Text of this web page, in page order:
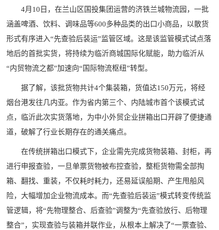
4月10日，在兰山区国投集团运营的济铁兰城物流园，一批
涵盖啤酒、饮料、调味品等600多种品类的出口小商品，以散货
形式有序进入“先查验后装运”监管区域。这是该监管模式试点落
地后的首批实货，将持续为临沂商城国际化赋能，助力临沂从
“内贸物流之都”加速向“国际物流枢纽”转型。
据了解，该批货物共计4个集装箱，货值达150万元，将经
烟台港发往几内亚。作为省内第三个、内陆城市首个该模式试
点，临沂此次实货落地，为中小外贸企业拼箱出口开辟了便捷通
道，破解了行业长期存在的通关痛点。
在传统拼箱出口模式下，企业需先完成货物装箱、封柜，再
进行申报查验，一旦单票货物被布控查验，整柜货物需全部掏
箱、翻找、重装，不仅耗时耗力，还易延误船期、产生甩船风
险，大幅增加企业物流成本。而“先查验后装运”模式转变传统监
管逻辑，将“先物理整合、后查验”调整为“先查验放行、后物理
整合”，实现查验与装箱并联作业，从根本上解决了“一票查验、